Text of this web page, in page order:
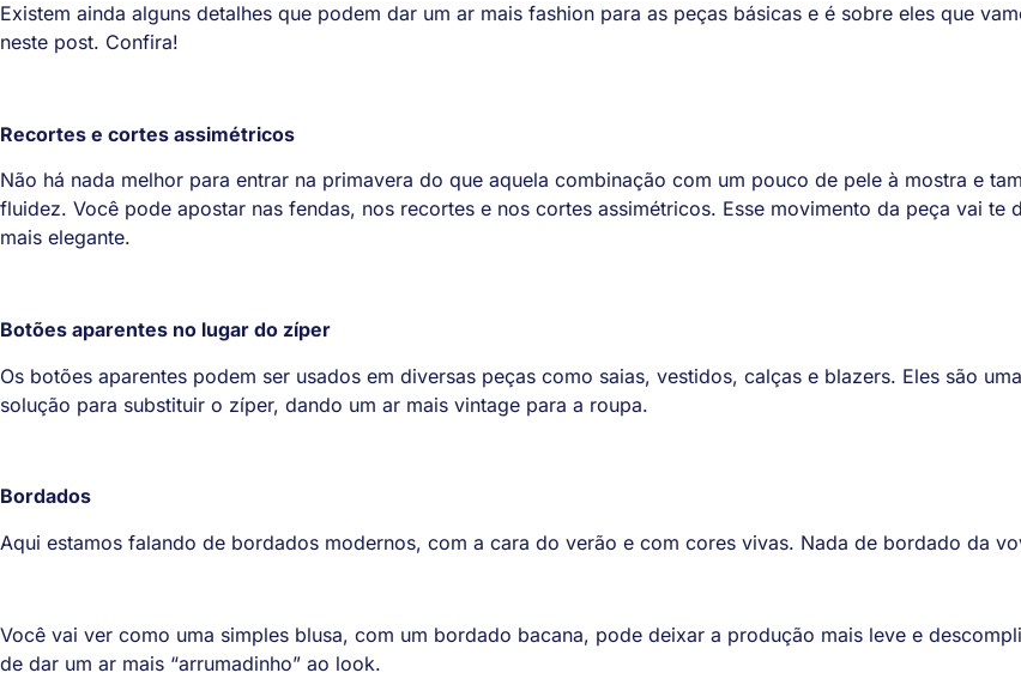
Existem ainda alguns detalhes que podem dar um ar mais fashion para as peças básicas e é sobre eles que
neste post. Confira!
Recortes e cortes assimétricos
Não há nada melhor para entrar na primavera do que aquela combinação com um pouco de pele à mostra e
fluidez. Você pode apostar nas fendas, nos recortes e nos cortes assimétricos. Esse movimento da peça vai te
mais elegante.
Botões aparentes no lugar do zíper
Os botões aparentes podem ser usados em diversas peças como saias, vestidos, calças e blazers. Eles são
solução para substituir o zíper, dando um ar mais vintage para a roupa.
Bordados
Aqui estamos falando de bordados modernos, com a cara do verão e com cores vivas. Nada de bordado da
Você vai ver como uma simples blusa, com um bordado bacana, pode deixar a produção mais leve e
de dar um ar mais “arrumadinho” ao look.